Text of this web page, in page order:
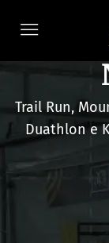
Trail Run,
Duathlon e